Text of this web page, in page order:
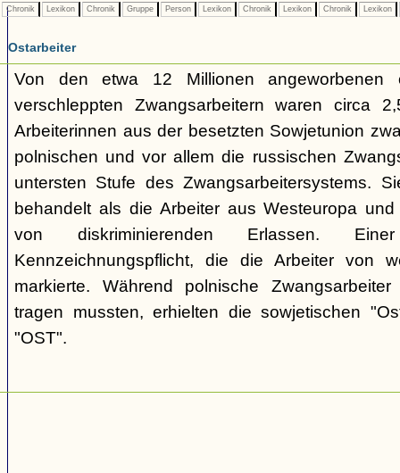
Chronik Lexikon Chronik Gruppe Person Lexikon Chronik Lexikon Chronik Lexikon
Ostarbeiter
Von den etwa 12 Millionen angeworbenen
verschleppten Zwangsarbeitern waren circa
Arbeiterinnen aus der besetzten Sowjetunion
polnischen und vor allem die russischen
untersten Stufe des Zwangsarbeitersystems.
behandelt als die Arbeiter aus Westeuropa
von diskriminierenden Erlassen.
Kennzeichnungspflicht, die die Arbeiter von
markierte. Während polnische
tragen mussten, erhielten die sowjetischen
"OST".